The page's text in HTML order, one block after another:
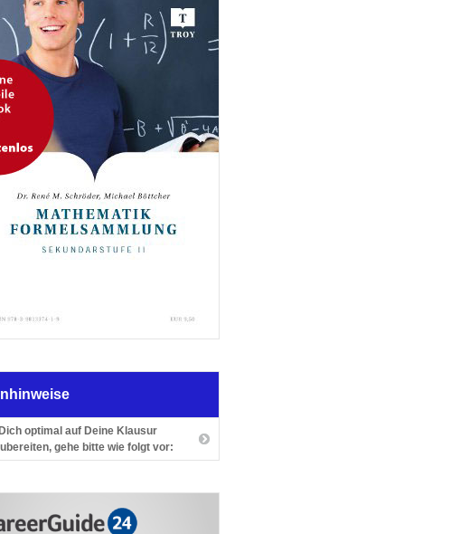
optimal auf Deine Klausur
gehe bitte wie folgt vor: